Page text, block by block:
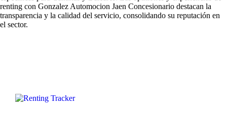
renting con Gonzalez Automocion Jaen Concesionario destacan la
transparencia y la calidad del servicio, consolidando su reputación en
el sector.